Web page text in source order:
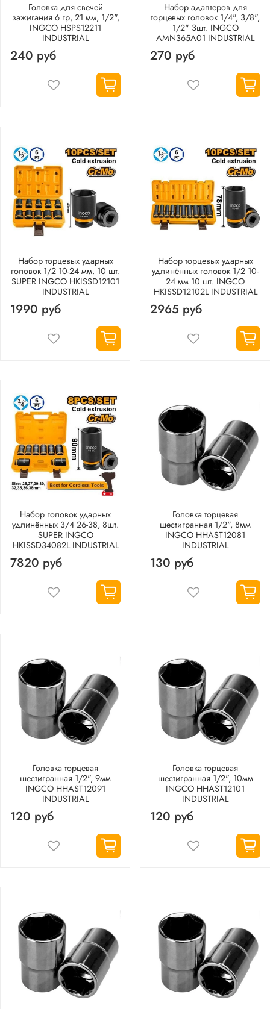
Головка для свечей
зажигания 6 гр, 21 мм, 1/2",
INGCO HSPS12211
INDUSTRIAL
240 руб
Набор адаптеров для
торцевых головок 1/4", 3/8",
1/2" 3шт. INGCO
AMN365A01 INDUSTRIAL
270 руб
Набор торцевых ударных
головок 1/2 10-24 мм. 10 шт.
SUPER INGCO HKISSD12101
INDUSTRIAL
1990 руб
Набор торцевых ударных
удлинённых головок 1/2 10-
24 мм 10 шт. INGCO
HKISSD12102L INDUSTRIAL
2965 руб
Набор головок ударных
удлинённых 3/4 26-38, 8шт.
SUPER INGCO
HKISSD34082L INDUSTRIAL
7820 руб
Головка торцевая
шестигранная 1/2", 8мм
INGCO HHAST12081
INDUSTRIAL
130 руб
Головка торцевая
шестигранная 1/2", 9мм
INGCO HHAST12091
INDUSTRIAL
120 руб
Головка торцевая
шестигранная 1/2", 10мм
INGCO HHAST12101
INDUSTRIAL
120 руб